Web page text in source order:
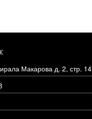
Макарова д. 2, стр. 14